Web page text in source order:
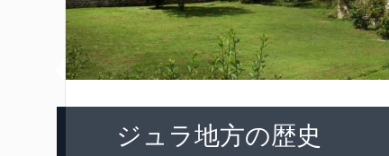
ジュラ地方の歴史